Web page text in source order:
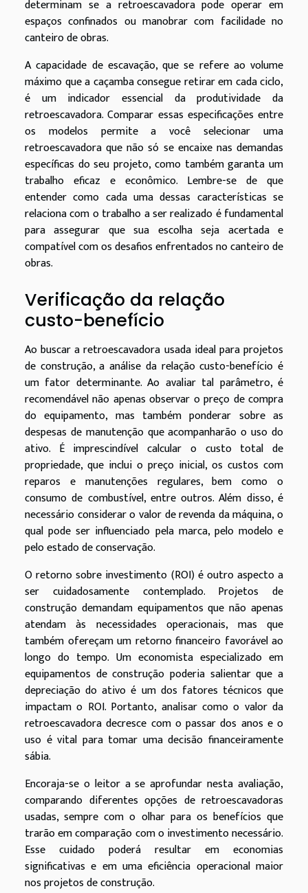
determinam se a retroescavadora pode operar em
espaços confinados ou manobrar com facilidade no
canteiro de obras.
A capacidade de escavação, que se refere ao volume
máximo que a caçamba consegue retirar em cada ciclo,
é um indicador essencial da produtividade da
retroescavadora. Comparar essas especificações entre
os modelos permite a você selecionar uma
retroescavadora que não só se encaixe nas demandas
específicas do seu projeto, como também garanta um
trabalho eficaz e econômico. Lembre-se de que
entender como cada uma dessas características se
relaciona com o trabalho a ser realizado é fundamental
para assegurar que sua escolha seja acertada e
compatível com os desafios enfrentados no canteiro de
obras.
Verificação da relação
custo-benefício
Ao buscar a retroescavadora usada ideal para projetos
de construção, a análise da relação custo-benefício é
um fator determinante. Ao avaliar tal parâmetro, é
recomendável não apenas observar o preço de compra
do equipamento, mas também ponderar sobre as
despesas de manutenção que acompanharão o uso do
ativo. É imprescindível calcular o custo total de
propriedade, que inclui o preço inicial, os custos com
reparos e manutenções regulares, bem como o
consumo de combustível, entre outros. Além disso, é
necessário considerar o valor de revenda da máquina, o
qual pode ser influenciado pela marca, pelo modelo e
pelo estado de conservação.
O retorno sobre investimento (ROI) é outro aspecto a
ser cuidadosamente contemplado. Projetos de
construção demandam equipamentos que não apenas
atendam às necessidades operacionais, mas que
também ofereçam um retorno financeiro favorável ao
longo do tempo. Um economista especializado em
equipamentos de construção poderia salientar que a
depreciação do ativo é um dos fatores técnicos que
impactam o ROI. Portanto, analisar como o valor da
retroescavadora decresce com o passar dos anos e o
uso é vital para tomar uma decisão financeiramente
sábia.
Encoraja-se o leitor a se aprofundar nesta avaliação,
comparando diferentes opções de retroescavadoras
usadas, sempre com o olhar para os benefícios que
trarão em comparação com o investimento necessário.
Esse cuidado poderá resultar em economias
significativas e em uma eficiência operacional maior
nos projetos de construção.